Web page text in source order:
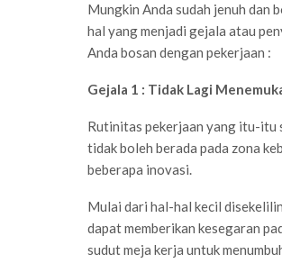
Mungkin Anda sudah jenuh dan
hal yang menjadi gejala atau
Anda bosan dengan pekerjaan :
Gejala 1 : Tidak Lagi
Rutinitas pekerjaan yang itu-itu
tidak boleh berada pada zona
beberapa inovasi.
Mulai dari hal-hal kecil
dapat memberikan kesegaran
sudut meja kerja untuk